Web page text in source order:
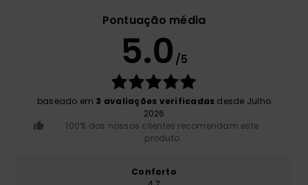
Pontuação média
5.0 /5
baseado em 3 avaliações verificadas desde Julho
2026
100% dos nossos clientes recomendam este
produto
Conforto